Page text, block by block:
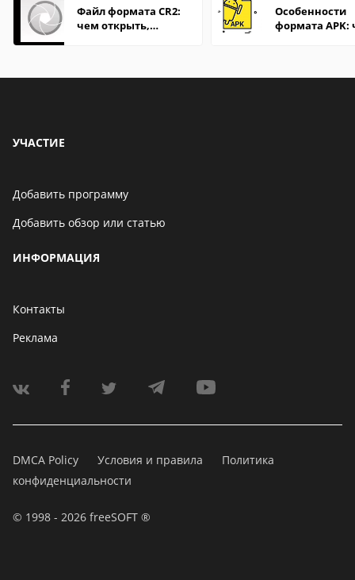
Файл формата CR2:
чем открыть,
Особенности
формата APK:
УЧАСТИЕ
Добавить программу
Добавить обзор или статью
ИНФОРМАЦИЯ
Контакты
Реклама
DMCA Policy Условия и правила
Политика
конфиденциальности
© 1998 - 2026 freeSOFT ®